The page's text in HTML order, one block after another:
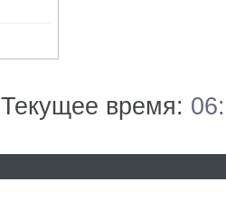
Текущее время: